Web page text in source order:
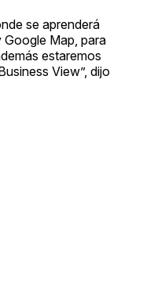
se aprenderá
Map, para
estaremos
View”, dijo